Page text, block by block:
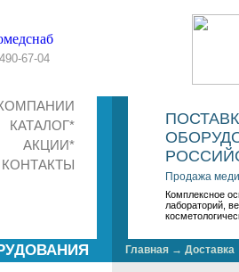
67-04
КАТАЛОГ*
АКЦИИ*
КОНТАКТЫ
Продажа
Комплексное
лабораторий,
Главная → Доставка